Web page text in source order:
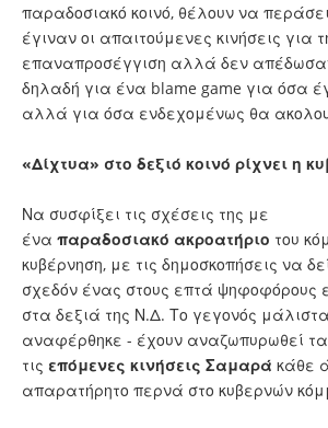
παραδοσιακό κοινό, θέλουν να
έγιναν οι απαιτούμενες κινήσεις για
επαναπροσέγγιση αλλά δεν
δηλαδή για ένα blame game για όσα
αλλά για όσα ενδεχομένως θα
«Δίχτυα» στο δεξιό κοινό ρίχνει η
Να συσφίξει τις σχέσεις της με
ένα παραδοσιακό ακροατήριο του
κυβέρνηση, με τις δημοσκοπήσεις να
σχεδόν ένας στους επτά ψηφοφόρους
στα δεξιά της Ν.Δ. Το γεγονός
αναφέρθηκε - έχουν αναζωπυρωθεί
τις επόμενες κινήσεις Σαμαρά κάθε
απαρατήρητο περνά στο κυβερνών